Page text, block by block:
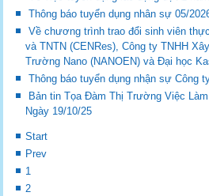
Thông báo tuyển dụng nhân sự 05/
Về chương trình trao đổi sinh viên
và TNTN (CENRes), Công ty TNHH
Trường Nano (NANOEN) và Đại học
Thông báo tuyển dụng nhận sự Công
Bản tin Tọa Đàm Thị Trường Việc
Ngày 19/10/25
Start
Prev
1
2